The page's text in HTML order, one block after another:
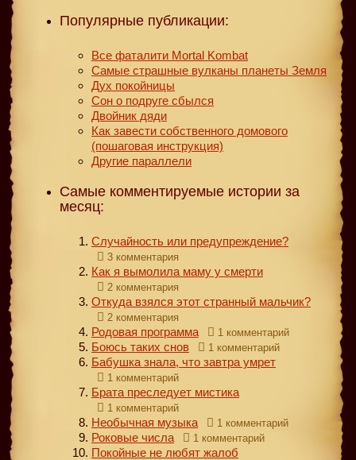
Популярные публикации:
Все фаталити Mortal Kombat
Самые страшные вулканы планеты Земля
Дух покойницы
Сон о подруге сбылся
Двойник дяди
Как завести собственного домового
(пошаговая инструкция)
Другие параллели
Самые комментируемые истории за
месяц:
Случайность или предупреждение?
3 комментария
Как я вымолила маму у смерти
2 комментария
Откуда взялся этот странный мальчик?
2 комментария
Родовая программа 1 комментарий
Боюсь таких снов 1 комментарий
Бабушка знала, что завтра умрет
1 комментарий
Брата преследует мистика
1 комментарий
Необычная музыка 1 комментарий
Роковые числа 1 комментарий
Покойные не любят жалоб